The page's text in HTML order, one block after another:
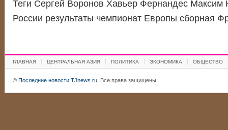
Теги Сергей Воронов Хавьер Фернандес Максим
России результаты чемпионат Европы сборная
ГЛАВНАЯ ЦЕНТРАЛЬНАЯ АЗИЯ ПОЛИТИКА ЭКОНОМИКА ОБЩЕСТВО
© Последние новости TJnews.ru. Все права защищены.